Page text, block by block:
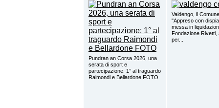
Pundran an Corsa 2026, una
serata di sport e
partecipazione: 1° al traguardo
Raimondi e Bellardone FOTO
Valdengo, il
"Appreso con
messa in
Fondazione Rivetti,
per...